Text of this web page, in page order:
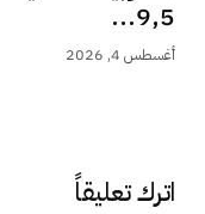
9,5...
أغسطس 4, 2026
اترك تعليقاً